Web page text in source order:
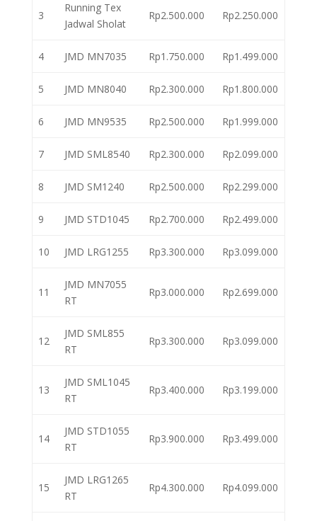
3
Running Tex
Jadwal Sholat
Rp2.500.000 Rp2.250.000
4 JMD MN7035 Rp1.750.000 Rp1.499.000
5 JMD MN8040 Rp2.300.000 Rp1.800.000
6 JMD MN9535 Rp2.500.000 Rp1.999.000
7 JMD SML8540 Rp2.300.000 Rp2.099.000
8 JMD SM1240 Rp2.500.000 Rp2.299.000
9 JMD STD1045 Rp2.700.000 Rp2.499.000
10 JMD LRG1255 Rp3.300.000 Rp3.099.000
11
JMD MN7055
RT
Rp3.000.000 Rp2.699.000
12
JMD SML855
RT
Rp3.300.000 Rp3.099.000
13
JMD SML1045
RT
Rp3.400.000 Rp3.199.000
14
JMD STD1055
RT
Rp3.900.000 Rp3.499.000
15
JMD LRG1265
RT
Rp4.300.000 Rp4.099.000